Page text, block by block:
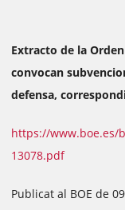
Extracto de la
convocan
defensa,
https://www.boe.es/
13078.pdf
Publicat al BOE de